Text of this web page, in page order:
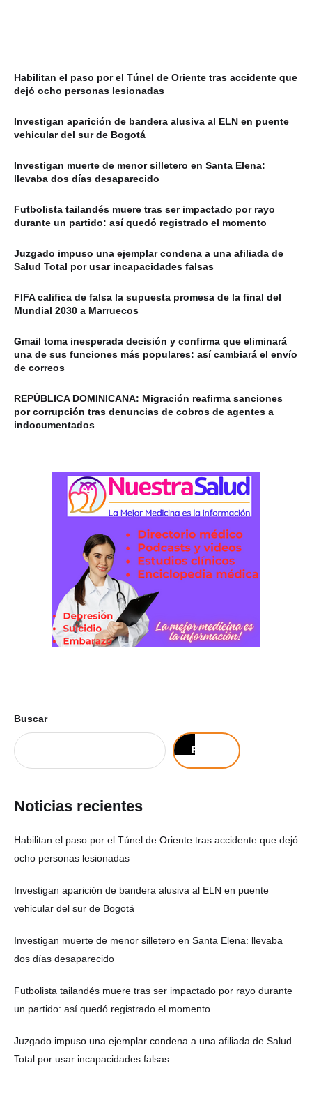
Habilitan el paso por el Túnel de Oriente tras accidente que
dejó ocho personas lesionadas
Investigan aparición de bandera alusiva al ELN en puente
vehicular del sur de Bogotá
Investigan muerte de menor silletero en Santa Elena:
llevaba dos días desaparecido
Futbolista tailandés muere tras ser impactado por rayo
durante un partido: así quedó registrado el momento
Juzgado impuso una ejemplar condena a una afiliada de
Salud Total por usar incapacidades falsas
FIFA califica de falsa la supuesta promesa de la final del
Mundial 2030 a Marruecos
Gmail toma inesperada decisión y confirma que eliminará
una de sus funciones más populares: así cambiará el envío
de correos
REPÚBLICA DOMINICANA: Migración reafirma sanciones
por corrupción tras denuncias de cobros de agentes a
indocumentados
Buscar
Buscar
Noticias recientes
Habilitan el paso por el Túnel de Oriente tras accidente que dejó
ocho personas lesionadas
Investigan aparición de bandera alusiva al ELN en puente
vehicular del sur de Bogotá
Investigan muerte de menor silletero en Santa Elena: llevaba
dos días desaparecido
Futbolista tailandés muere tras ser impactado por rayo durante
un partido: así quedó registrado el momento
Juzgado impuso una ejemplar condena a una afiliada de Salud
Total por usar incapacidades falsas